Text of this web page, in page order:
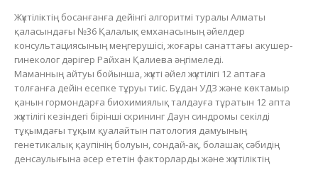
Жүктіліктің босанғанға дейінгі алгоритмі туралы Алматы
қаласындағы №36 Қалалық емханасының әйелдер
консультациясының меңгерушісі, жоғары санаттағы акушер-
гинеколог дәрігер Райхан Қалиева әңгімеледі.
Маманның айтуы бойынша, жүкті әйел жүктілігі 12 аптаға
толғанға дейін есепке тұруы тиіс. Бұдан УДЗ және көктамыр
қанын гормондарға биохимиялық талдауға тұратын 12 апта
жүктілігі кезіндегі бірінші скрининг Даун синдромы секілді
тұқымдағы тұқым қуалайтын патология дамуының
генетикалық қаупінің болуын, сондай-ақ, болашақ сәбидің
денсаулығына әсер ететін факторларды және жүктіліктің